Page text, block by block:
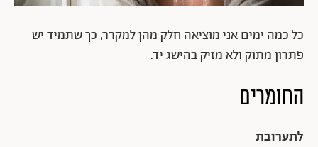
כל כמה ימים אני מוציאה חלק מהן למקרר, כך שתמיד יש
פתרון מתוק ולא מזיק בהישג יד.
החומרים
לתערובת